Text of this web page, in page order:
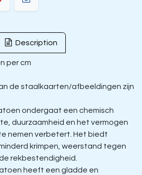
Description
per cm
de staalkaarten/afbeeldingen zijn
ondergaat een chemisch
duurzaamheid en het vermogen
nemen verbetert. Het biedt
krimpen, weerstand tegen
rekbestendigheid.
heeft een gladde en